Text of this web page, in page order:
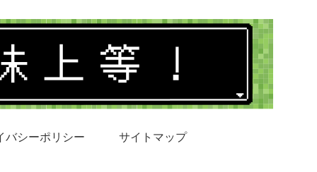
バシーポリシー サイトマップ